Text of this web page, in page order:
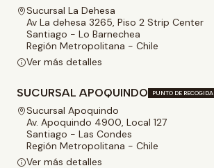
Sucursal La Dehesa
Av La dehesa 3265, Piso 2 Strip Center
Santiago - Lo Barnechea
Región Metropolitana - Chile
Ver más detalles
SUCURSAL APOQUINDO PUNTO DE RECOGIDA
Sucursal Apoquindo
Av. Apoquindo 4900, Local 127
Santiago - Las Condes
Región Metropolitana - Chile
Ver más detalles